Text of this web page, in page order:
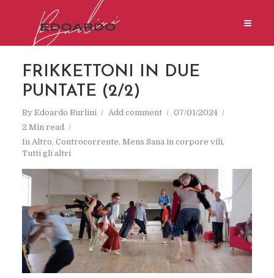
FRIKKETTONI IN DUE
PUNTATE (2/2)
By Edoardo Burlini Add comment
07/01/2024
2 Min read
In Altro, Controcorrente, Mens Sana in corpore vili,
Tutti gli altri